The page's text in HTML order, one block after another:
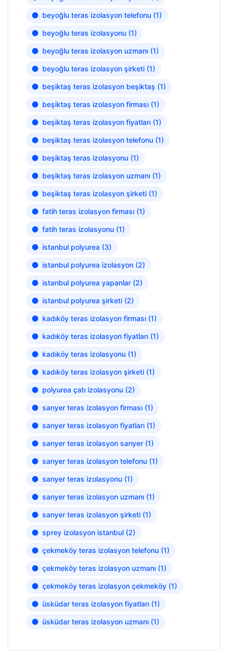
beyoğlu teras izolasyon telefonu (1)
beyoğlu teras izolasyonu (1)
beyoğlu teras izolasyon uzmanı (1)
beyoğlu teras izolasyon şirketi (1)
beşiktaş teras izolasyon beşiktaş (1)
beşiktaş teras izolasyon firması (1)
beşiktaş teras izolasyon fiyatları (1)
beşiktaş teras izolasyon telefonu (1)
beşiktaş teras izolasyonu (1)
beşiktaş teras izolasyon uzmanı (1)
beşiktaş teras izolasyon şirketi (1)
fatih teras izolasyon firması (1)
fatih teras izolasyonu (1)
istanbul polyurea (3)
istanbul polyurea izolasyon (2)
istanbul polyurea yapanlar (2)
istanbul polyurea şirketi (2)
kadıköy teras izolasyon firması (1)
kadıköy teras izolasyon fiyatları (1)
kadıköy teras izolasyonu (1)
kadıköy teras izolasyon şirketi (1)
polyurea çatı izolasyonu (2)
sarıyer teras izolasyon firması (1)
sarıyer teras izolasyon fiyatları (1)
sarıyer teras izolasyon sarıyer (1)
sarıyer teras izolasyon telefonu (1)
sarıyer teras izolasyonu (1)
sarıyer teras izolasyon uzmanı (1)
sarıyer teras izolasyon şirketi (1)
sprey izolasyon istanbul (2)
çekmeköy teras izolasyon telefonu (1)
çekmeköy teras izolasyon uzmanı (1)
çekmeköy teras izolasyon çekmeköy (1)
üsküdar teras izolasyon fiyatları (1)
üsküdar teras izolasyon uzmanı (1)